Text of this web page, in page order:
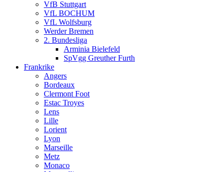
VfB Stuttgart
VfL BOCHUM
VfL Wolfsburg
Werder Bremen
2. Bundesliga
Arminia Bielefeld
SpVgg Greuther Furth
Frankrike
Angers
Bordeaux
Clermont Foot
Estac Troyes
Lens
Lille
Lorient
Lyon
Marseille
Metz
Monaco